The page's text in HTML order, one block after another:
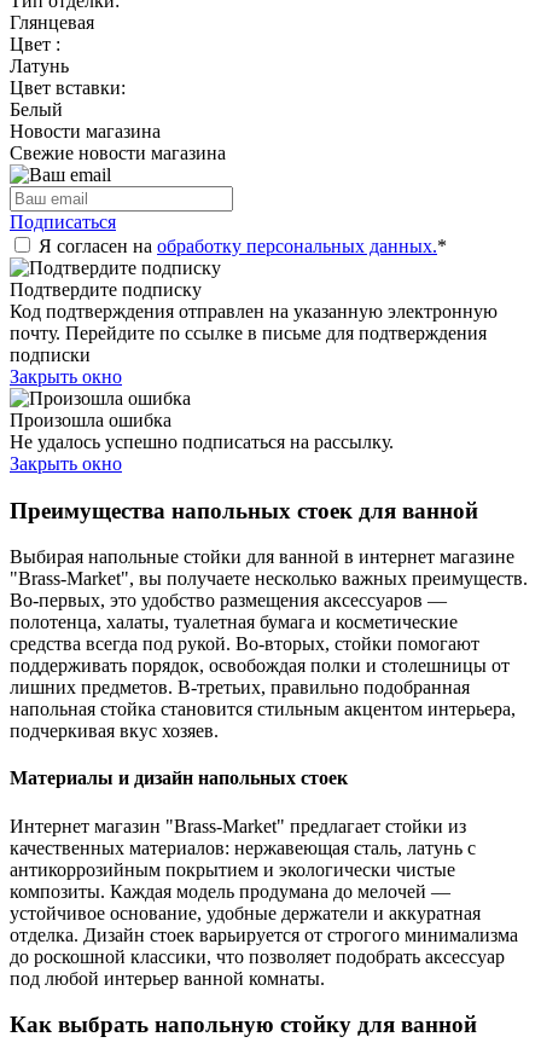
Глянцевая
Цвет :
Латунь
Цвет вставки:
Белый
Новости магазина
Свежие новости магазина
Подписаться
Я согласен на обработку персональных данных.*
Подтвердите подписку
Код подтверждения отправлен на указанную электронную
почту. Перейдите по ссылке в письме для подтверждения
подписки
Закрыть окно
Произошла ошибка
Не удалось успешно подписаться на рассылку.
Закрыть окно
Преимущества напольных стоек для ванной
Выбирая напольные стойки для ванной в интернет магазине
"Brass-Market", вы получаете несколько важных преимуществ.
Во-первых, это удобство размещения аксессуаров —
полотенца, халаты, туалетная бумага и косметические
средства всегда под рукой. Во-вторых, стойки помогают
поддерживать порядок, освобождая полки и столешницы от
лишних предметов. В-третьих, правильно подобранная
напольная стойка становится стильным акцентом интерьера,
подчеркивая вкус хозяев.
Материалы и дизайн напольных стоек
Интернет магазин "Brass-Market" предлагает стойки из
качественных материалов: нержавеющая сталь, латунь с
антикоррозийным покрытием и экологически чистые
композиты. Каждая модель продумана до мелочей —
устойчивое основание, удобные держатели и аккуратная
отделка. Дизайн стоек варьируется от строгого минимализма
до роскошной классики, что позволяет подобрать аксессуар
под любой интерьер ванной комнаты.
Как выбрать напольную стойку для ванной